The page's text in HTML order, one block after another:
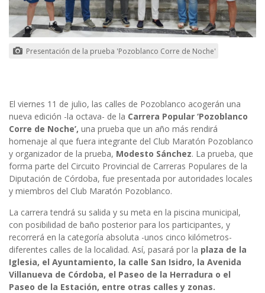
Presentación de la prueba 'Pozoblanco Corre de Noche'
El viernes 11 de julio, las calles de Pozoblanco acogerán una
nueva edición -la octava- de la Carrera Popular ‘Pozoblanco
Corre de Noche’, una prueba que un año más rendirá
homenaje al que fuera integrante del Club Maratón Pozoblanco
y organizador de la prueba, Modesto Sánchez. La prueba, que
forma parte del Circuito Provincial de Carreras Populares de la
Diputación de Córdoba, fue presentada por autoridades locales
y miembros del Club Maratón Pozoblanco.
La carrera tendrá su salida y su meta en la piscina municipal,
con posibilidad de baño posterior para los participantes, y
recorrerá en la categoría absoluta -unos cinco kilómetros-
diferentes calles de la localidad. Así, pasará por la plaza de la
Iglesia, el Ayuntamiento, la calle San Isidro, la Avenida
Villanueva de Córdoba, el Paseo de la Herradura o el
Paseo de la Estación, entre otras calles y zonas.